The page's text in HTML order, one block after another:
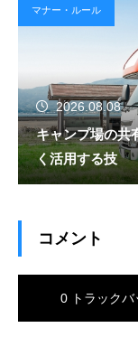
マナー・ルール
2026.08.08
キャンプ場の共
く活用する技
コメント
0 トラックバ